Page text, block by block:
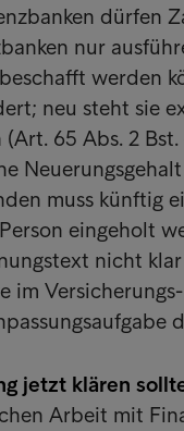
dürfen
nur
werden
neu steht sie
65 Abs. 2
muss künftig
eingeholt
nicht
im
jetzt klären
Arbeit mit